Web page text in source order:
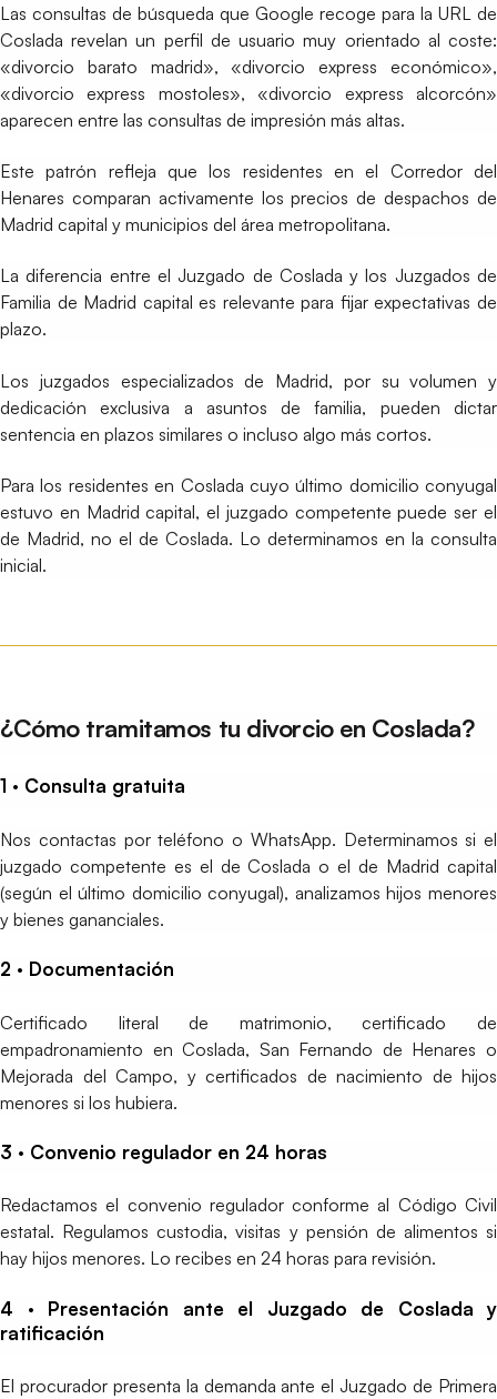
Las consultas de búsqueda que Google recoge para la URL de
Coslada revelan un perfil de usuario muy orientado al coste:
«divorcio barato madrid», «divorcio express económico»,
«divorcio express mostoles», «divorcio express alcorcón»
aparecen entre las consultas de impresión más altas.
Este patrón refleja que los residentes en el Corredor del
Henares comparan activamente los precios de despachos de
Madrid capital y municipios del área metropolitana.
La diferencia entre el Juzgado de Coslada y los Juzgados de
Familia de Madrid capital es relevante para fijar expectativas de
plazo.
Los juzgados especializados de Madrid, por su volumen y
dedicación exclusiva a asuntos de familia, pueden dictar
sentencia en plazos similares o incluso algo más cortos.
Para los residentes en Coslada cuyo último domicilio conyugal
estuvo en Madrid capital, el juzgado competente puede ser el
de Madrid, no el de Coslada. Lo determinamos en la consulta
inicial.
¿Cómo tramitamos tu divorcio en Coslada?
1 · Consulta gratuita
Nos contactas por teléfono o WhatsApp. Determinamos si el
juzgado competente es el de Coslada o el de Madrid capital
(según el último domicilio conyugal), analizamos hijos menores
y bienes gananciales.
2 · Documentación
Certificado literal de matrimonio, certificado de
empadronamiento en Coslada, San Fernando de Henares o
Mejorada del Campo, y certificados de nacimiento de hijos
menores si los hubiera.
3 · Convenio regulador en 24 horas
Redactamos el convenio regulador conforme al Código Civil
estatal. Regulamos custodia, visitas y pensión de alimentos si
hay hijos menores. Lo recibes en 24 horas para revisión.
4 · Presentación ante el Juzgado de Coslada y
ratificación
El procurador presenta la demanda ante el Juzgado de Primera